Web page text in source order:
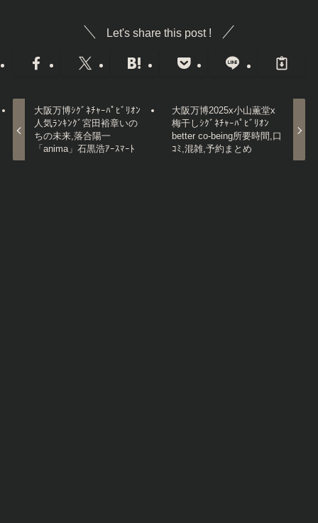
Let's share this post !
大阪万博ｼｸﾞﾈﾁｬｰﾊﾟﾋﾞﾘｵﾝ
人気ﾗﾝｷﾝｸﾞ宮田裕章いの
ちの未来,落合陽一
「anima」石黒浩ｱｰｽﾏｰﾄ
大阪万博2025x小山薫堂x
梅干しｼｸﾞﾈﾁｬｰﾊﾟﾋﾞﾘｵﾝ
better co-being所要時間,口
ｺﾐ,混雑,予約まとめ